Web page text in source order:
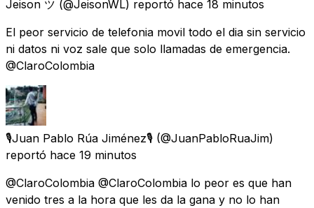
Jeison ツ (@JeisonWL) reportó hace 18 minutos
El peor servicio de telefonia movil todo el dia sin servicio
ni datos ni voz sale que solo llamadas de emergencia.
@ClaroColombia
🎙Juan Pablo Rúa Jiménez🎙 (@JuanPabloRuaJim)
reportó hace 19 minutos
@ClaroColombia @ClaroColombia lo peor es que han
venido tres a la hora que les da la gana y no lo han